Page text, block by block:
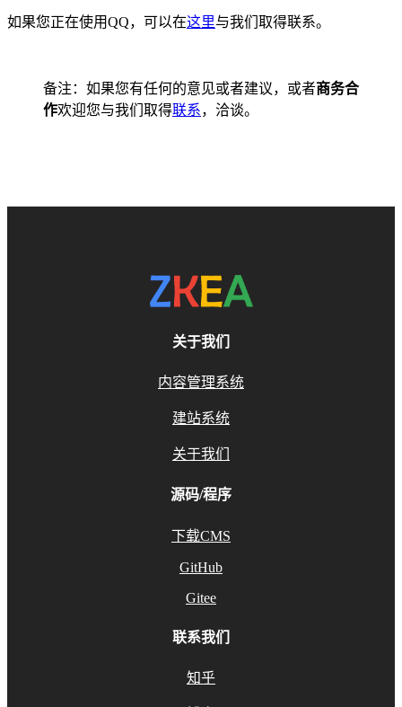
如果您正在使用QQ，可以在这里与我们取得联系。
备注：如果您有任何的意见或者建议，或者商务合
作欢迎您与我们取得联系，洽谈。
关于我们
内容管理系统
建站系统
关于我们
源码/程序
下载CMS
GitHub
Gitee
联系我们
知乎